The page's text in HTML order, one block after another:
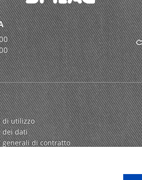
di utilizzo
dei dati
generali di contratto